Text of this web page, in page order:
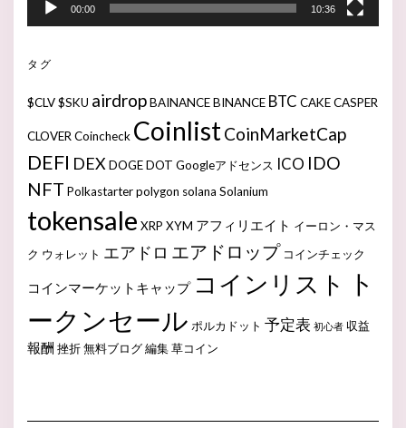
00:00 10:36
タグ
$CLV$SKU airdropBAINANCEBINANCE BTC CAKECASPER
CLOVER Coincheck Coinlist CoinMarketCap
DEFI DEX DOGEDOT Googleアドセンス ICO IDO
NFT Polkastarterpolygon solana Solanium
tokensale XRP XYM アフィリエイト イーロン・マス
ク ウォレット エアドロ エアドロップ コインチェック
コインマーケットキャップ コインリスト
ト
ークンセール ポルカドット 予定表 初心者 収益
報酬 挫折無料ブログ編集草コイン